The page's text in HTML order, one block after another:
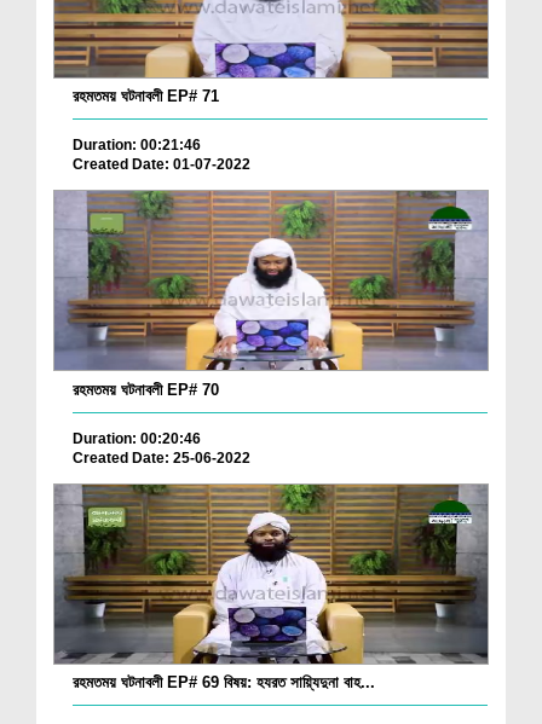
রহমতময় ঘটনাবলী EP# 71
Duration: 00:21:46
Created Date: 01-07-2022
রহমতময় ঘটনাবলী EP# 70
Duration: 00:20:46
Created Date: 25-06-2022
রহমতময় ঘটনাবলী EP# 69 বিষয়: হযরত সায়্যিদুনা বাহ...